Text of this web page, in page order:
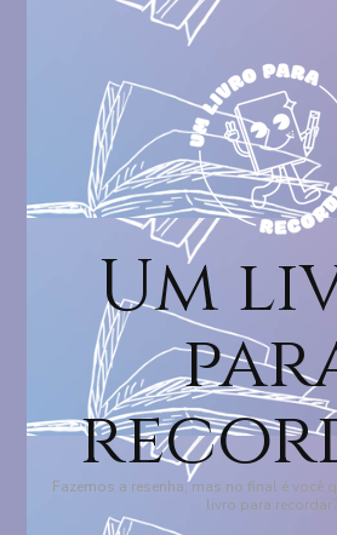
Um
Fazemos a resenha, mas no final é você
livro para recordar?